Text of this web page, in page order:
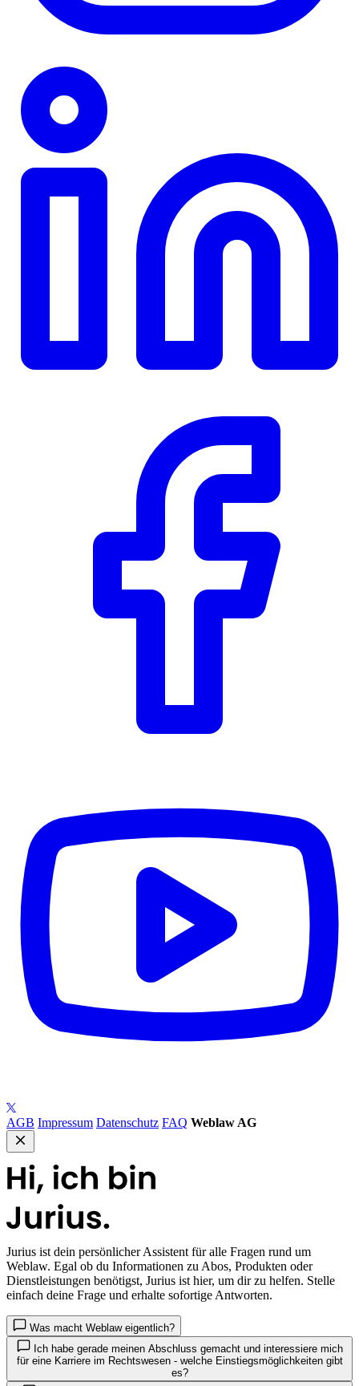
AGB Impressum Datenschutz FAQ Weblaw AG
Jurius ist dein persönlicher Assistent für alle Fragen rund um
Weblaw. Egal ob du Informationen zu Abos, Produkten oder
Dienstleistungen benötigst, Jurius ist hier, um dir zu helfen. Stelle
einfach deine Frage und erhalte sofortige Antworten.
Was macht Weblaw eigentlich?
Ich habe gerade meinen Abschluss gemacht und interessiere mich
für eine Karriere im Rechtswesen - welche Einstiegsmöglichkeiten gibt
es?